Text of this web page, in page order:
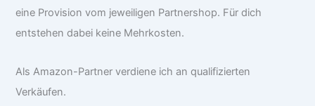
eine Provision vom jeweiligen Partnershop. Für dich
entstehen dabei keine Mehrkosten.
Als Amazon-Partner verdiene ich an qualifizierten
Verkäufen.